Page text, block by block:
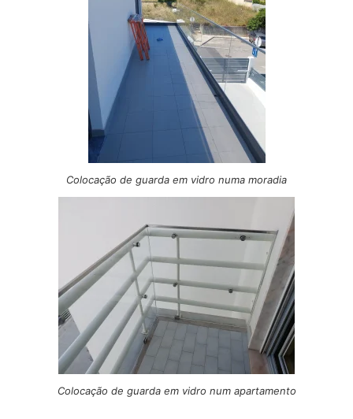
Colocação de guarda em vidro numa moradia
Colocação de guarda em vidro num apartamento